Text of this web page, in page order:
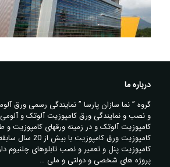
درباره ما
گروه ” نما سازان پارسا ” نمایندگی رسمی ورق
و نصب و نمایندگی ورق کامپوزیت آلوتک و
کامپوزیت آلوتک و در زمینه ورقهای کامپوزیت و
کامپوزیت ورق
کامپوزیت پنل و تعمیر و نصب تابلوهای چلنیوم
پروژه های شخصی و دولتی و ملی …